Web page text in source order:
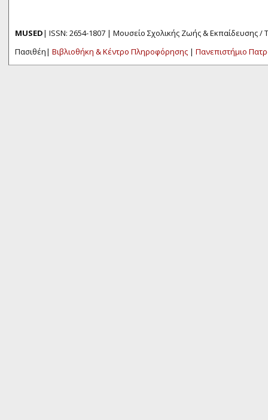
MUSED| ISSN: 2654-1807 | Μουσείο Σχολικής Ζωής & Εκπαίδευσης /
Πασιθέη| Βιβλιοθήκη & Κέντρο Πληροφόρησης | Πανεπιστήμιο